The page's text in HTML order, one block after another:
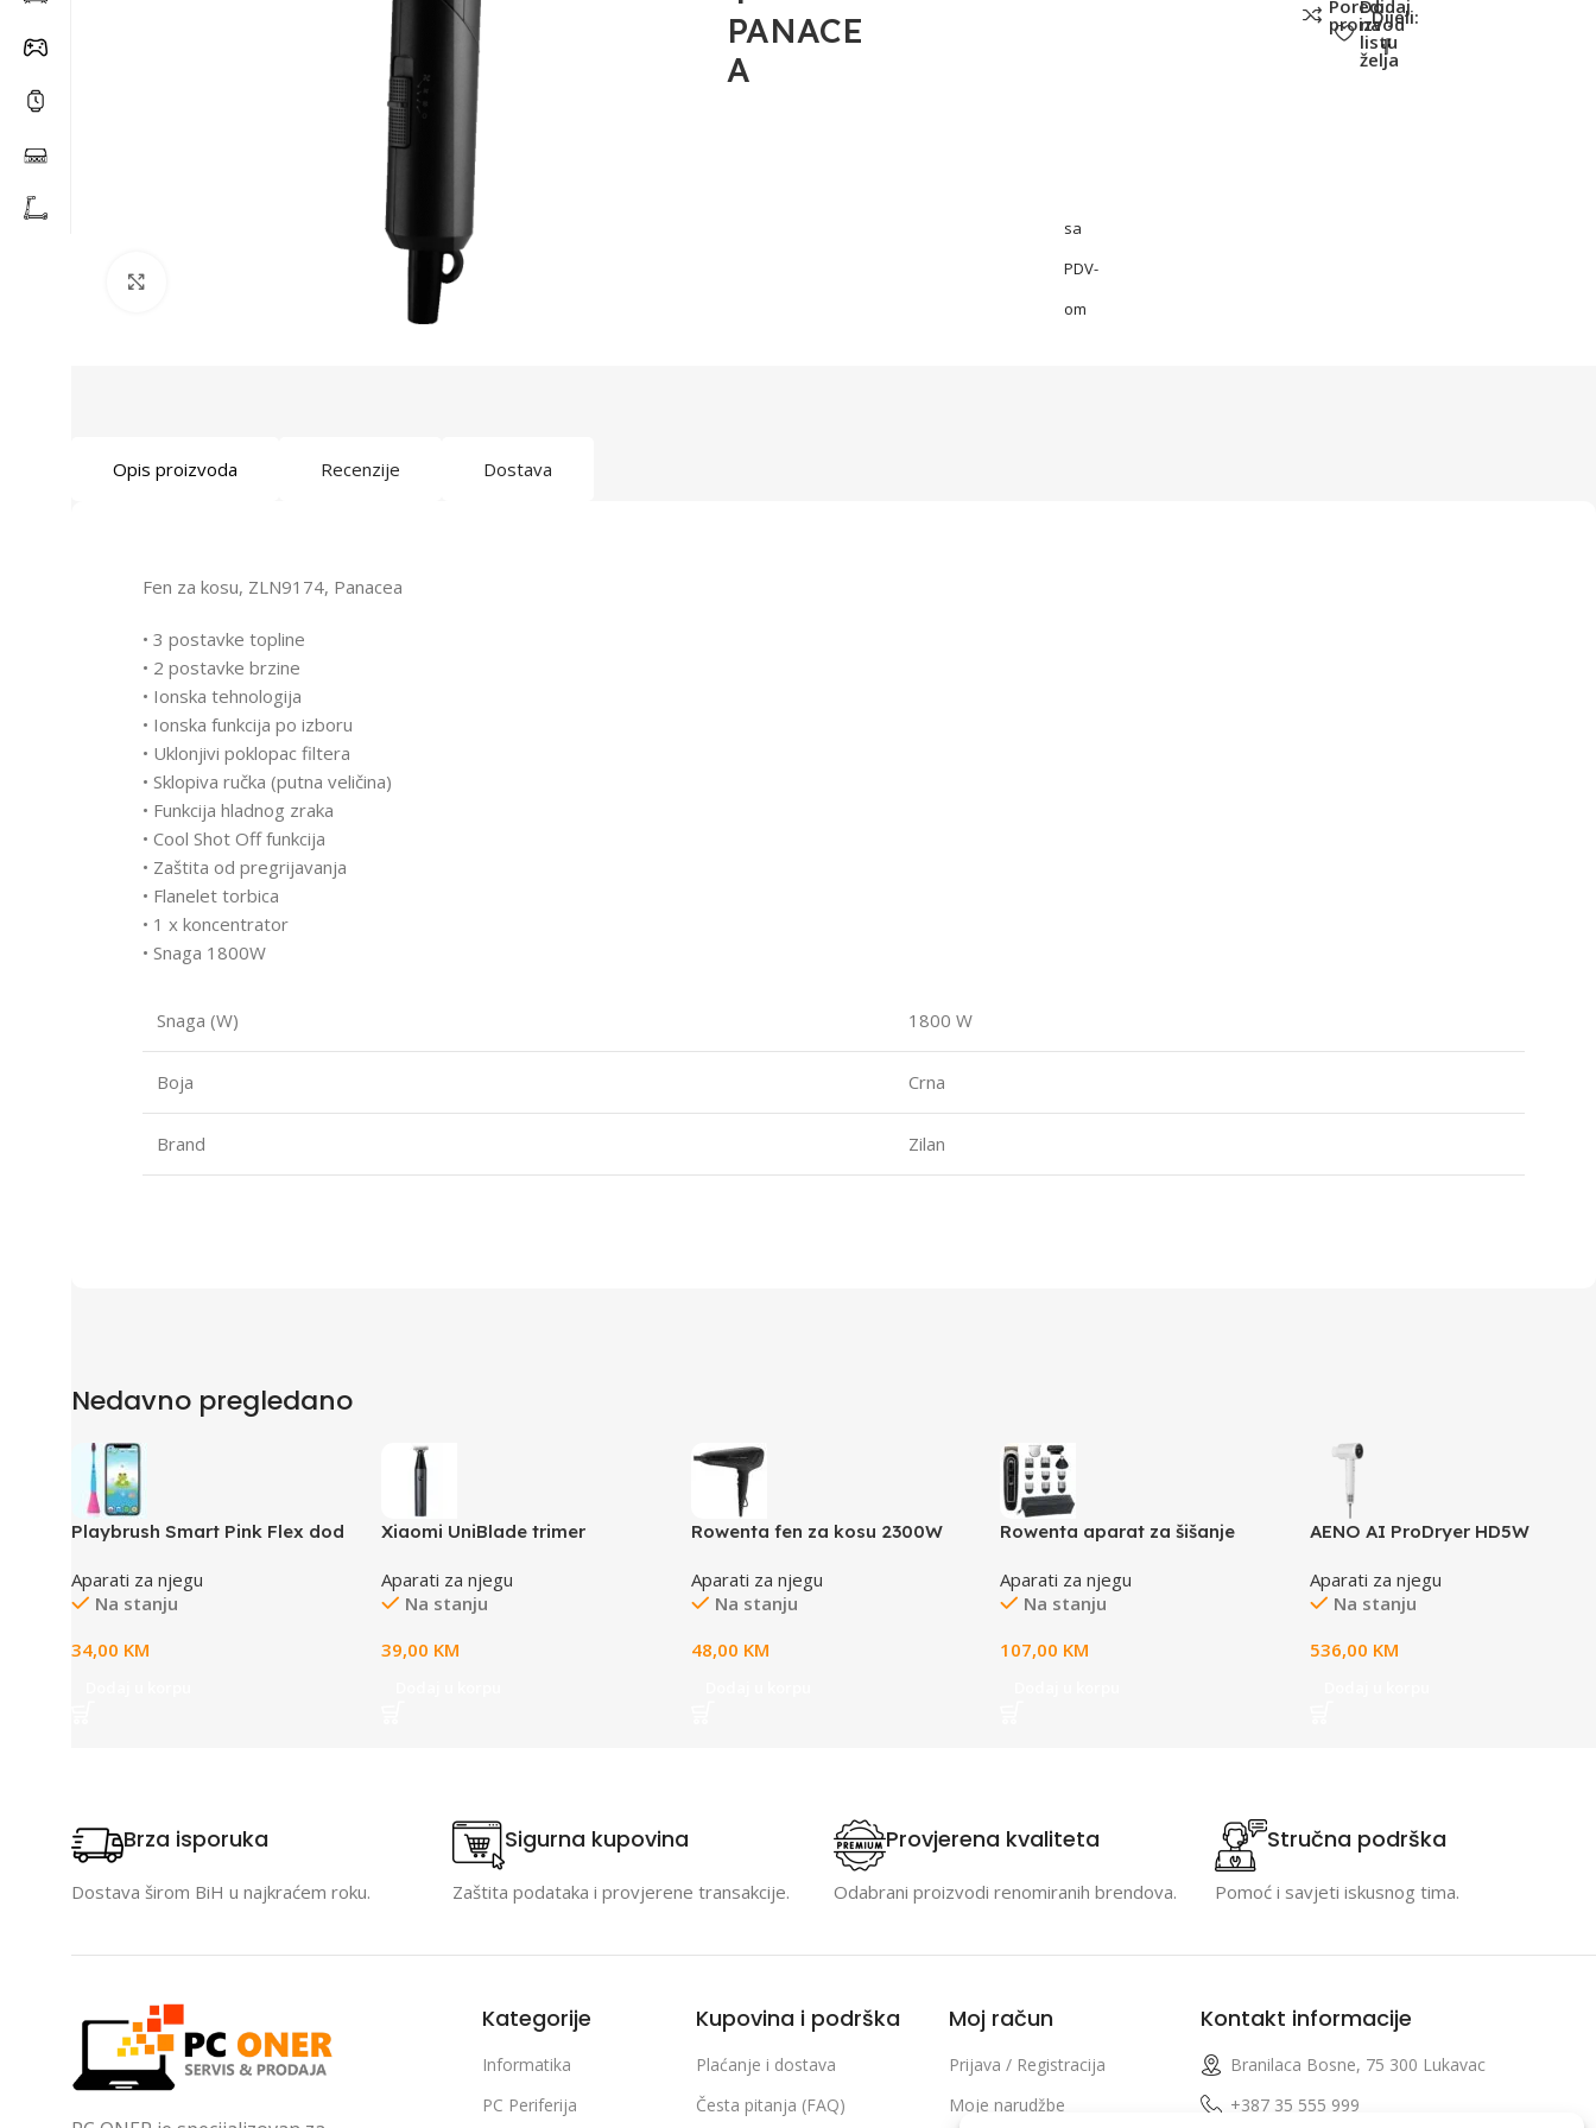
PANACE
A
sa
PDV-
om
Poredi
proizvod
Dodaj
na
listu
želja
Dijeli:
Opis proizvoda Recenzije Dostava
Fen za kosu, ZLN9174, Panacea
• 3 postavke topline
• 2 postavke brzine
• Ionska tehnologija
• Ionska funkcija po izboru
• Uklonjivi poklopac filtera
• Sklopiva ručka (putna veličina)
• Funkcija hladnog zraka
• Cool Shot Off funkcija
• Zaštita od pregrijavanja
• Flanelet torbica
• 1 x koncentrator
• Snaga 1800W
Snaga (W) 1800 W
Boja Crna
Brand Zilan
Nedavno pregledano
Playbrush Smart Pink Flex dod
dječiju četkicu
Aparati za njegu
Na stanju
34,00 KM
Xiaomi UniBlade trimer
bežično punjenje
Aparati za njegu
Na stanju
39,00 KM
Rowenta fen za kosu 2300W
Aparati za njegu
Na stanju
48,00 KM
Rowenta aparat za šišanje
Aparati za njegu
Na stanju
107,00 KM
AENO AI ProDryer HD5W
Aparati za njegu
Na stanju
536,00 KM
Brza isporuka
Dostava širom BiH u najkraćem roku.
Sigurna kupovina
Zaštita podataka i provjerene transakcije.
Provjerena kvaliteta
Odabrani proizvodi renomiranih brendova.
Stručna podrška
Pomoć i savjeti iskusnog tima.
Kategorije
Informatika
PC Periferija
Kupovina i podrška
Plaćanje i dostava
Česta pitanja (FAQ)
Moj račun
Prijava / Registracija
Moje narudžbe
Kontakt informacije
Branilaca Bosne, 75 300 Lukavac
+387 35 555 999